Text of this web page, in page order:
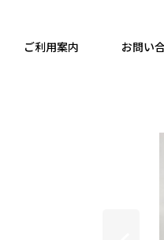
ご利用案内 お問い